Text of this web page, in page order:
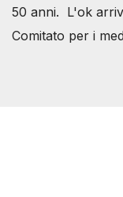
50 anni. L'ok
Comitato per i